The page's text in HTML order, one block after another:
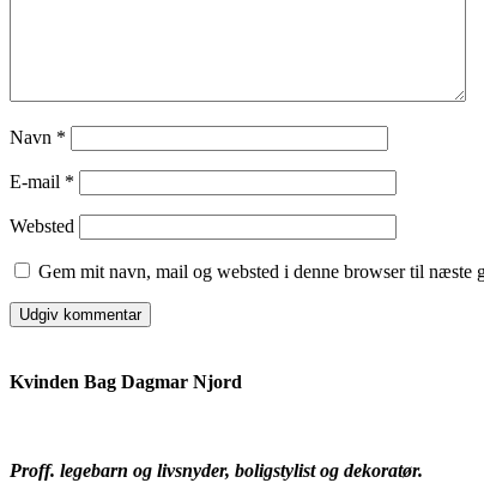
Navn *
E-mail *
Websted
Gem mit navn, mail og websted i denne browser til næste
Kvinden Bag Dagmar Njord
Proff. legebarn og livsnyder, boligstylist og dekoratør.